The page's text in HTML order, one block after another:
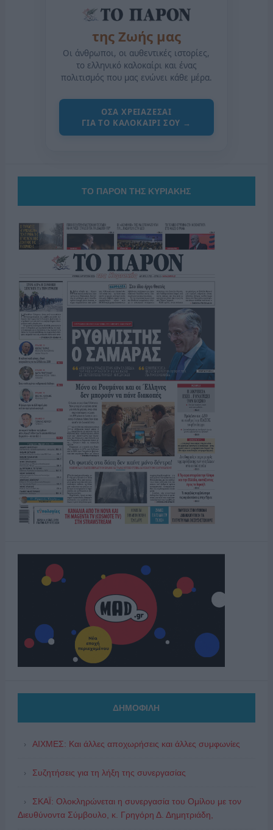
της Ζωής μας
Οι άνθρωποι, οι αυθεντικές ιστορίες,
το ελληνικό καλοκαίρι και ένας
πολιτισμός που μας ενώνει κάθε μέρα.
ΟΣΑ ΧΡΕΙΑΖΕΣΑΙ
ΓΙΑ ΤΟ ΚΑΛΟΚΑΙΡΙ ΣΟΥ →
ΤΟ ΠΑΡΟΝ ΤΗΣ ΚΥΡΙΑΚΗΣ
ΔΗΜΟΦΙΛΗ
ΑΙΧΜΕΣ: Και άλλες αποχωρήσεις και άλλες συμφωνίες
Συζητήσεις για τη λήξη της συνεργασίας
ΣΚΑΪ: Ολοκληρώνεται η συνεργασία του Ομίλου με τον
Διευθύνοντα Σύμβουλο, κ. Γρηγόρη Δ. Δημητριάδη,